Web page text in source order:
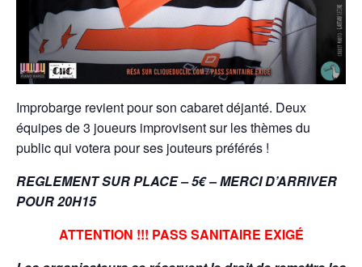
Improbarge revient pour son cabaret déjanté. Deux
équipes de 3 joueurs improvisent sur les thèmes du
public qui votera pour ses jouteurs préférés !
REGLEMENT SUR PLACE – 5€ – MERCI D’ARRIVER
POUR 20H15
ATTENTION !!! PASS SANITAIRE EXIGÉ